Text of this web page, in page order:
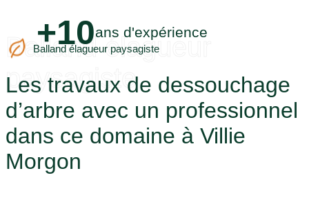
+10ans d'expérience
Balland élagueur paysagiste
Balland élagueur
paysagiste
Les travaux de dessouchage
d’arbre avec un professionnel
dans ce domaine à Villie
Morgon